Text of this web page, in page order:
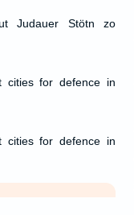
Judauer Stötn zo
cities for defence in
cities for defence in